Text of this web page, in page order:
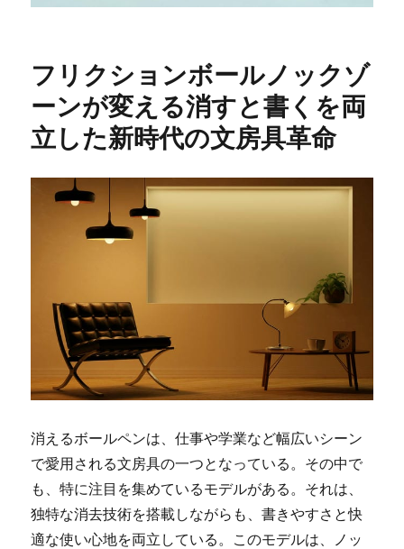
フリクションボールノックゾ
ーンが変える消すと書くを両
立した新時代の文房具革命
消えるボールペンは、仕事や学業など幅広いシーン
で愛用される文房具の一つとなっている。 その中で
も、特に注目を集めているモデルがある。それは、
独特な消去技術を搭載しながらも、書きやすさと快
適な使い心地を両立している。このモデルは、ノッ